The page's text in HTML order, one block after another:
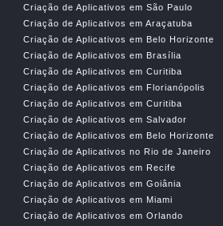
Criação de Aplicativos em São Paulo
Criação de Aplicativos em Araçatuba
Criação de Aplicativos em Belo Horizonte
Criação de Aplicativos em Brasília
Criação de Aplicativos em Curitiba
Criação de Aplicativos em Florianópolis
Criação de Aplicativos em Curitiba
Criação de Aplicativos em Salvador
Criação de Aplicativos em Belo Horizonte
Criação de Aplicativos no Rio de Janeiro
Criação de Aplicativos em Recife
Criação de Aplicativos em Goiânia
Criação de Aplicativos em Miami
Criação de Aplicativos em Orlando